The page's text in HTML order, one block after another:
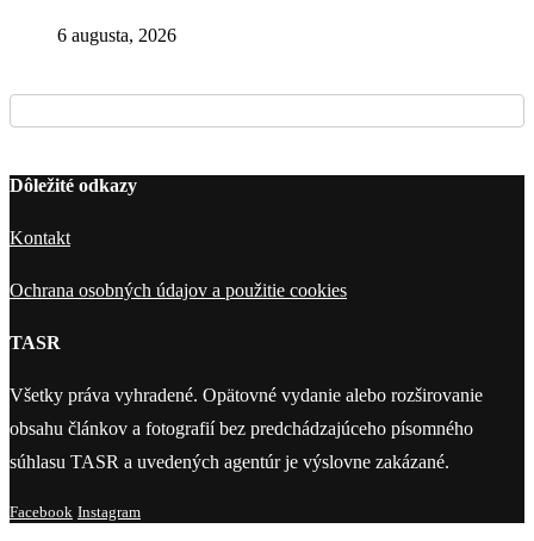
6 augusta, 2026
Dôležité odkazy
Kontakt
Ochrana osobných údajov a použitie cookies
TASR
Všetky práva vyhradené. Opätovné vydanie alebo rozširovanie
obsahu článkov a fotografií bez predchádzajúceho písomného
súhlasu TASR a uvedených agentúr je výslovne zakázané.
Facebook Instagram